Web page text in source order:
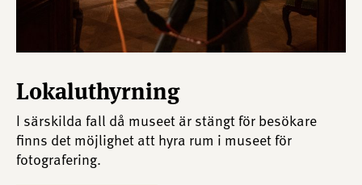
Lokaluthyrning
I särskilda fall då museet är stängt för besökare
finns det möjlighet att hyra rum i museet för
fotografering.